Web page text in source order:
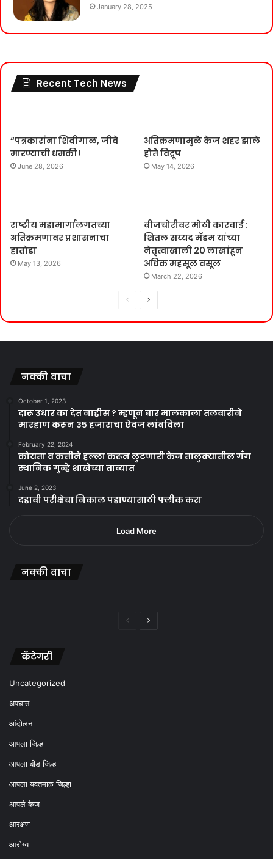
January 28, 2025
Recent Tech News
“पत्रकारांना शिवीगाळ, जीवे
मारण्याची धमकी !
June 28, 2026
अतिक्रमणामुळे केज शहर झाले
होते विद्रूप
May 14, 2026
राष्ट्रीय महामार्गालगतच्या
अतिक्रमणावर प्रशासनाचा
हातोडा
May 13, 2026
वीजचोरीवर मोठी कारवाई :
शितल सय्यद मॅडम यांच्या
नेतृत्वाखाली 20 लाखांहून
अधिक महसूल वसूल
March 22, 2026
PreviousNext
नक्की वाचा
October 1, 2023
दारू उधार का देत नाहीस ? म्हणून बार मालकाला तलवारीने
मारहाण करून ३५ हजाराचा ऐवज लांबविला
February 22, 2024
कोयता व कत्तीने हल्ला करून लुटणारी केज तालुक्यातील गँग
स्थानिक गुन्हे शाखेच्या ताब्यात
June 2, 2023
दहावी परीक्षेचा निकाल पहाण्यासाठी फ्लीक करा
Load More
नक्की वाचा
PreviousNext
कॅटेगरी
Uncategorized
अपघात
आंदोलन
आपला जिल्हा
आपला बीड जिल्हा
आपला यवतमाळ जिल्हा
आपले केज
आरक्षण
आरोग्य